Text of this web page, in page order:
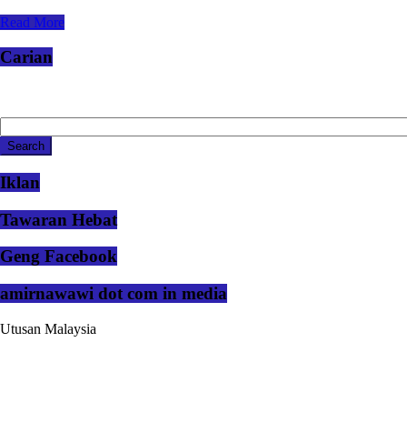
Read More
Carian
Iklan
Tawaran Hebat
Geng Facebook
amirnawawi dot com in media
Utusan Malaysia